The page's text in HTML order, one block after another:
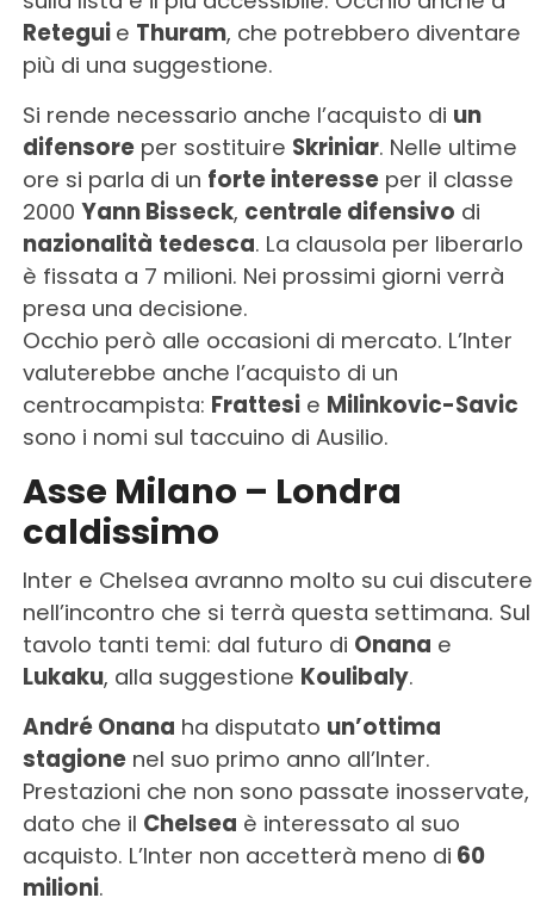
Retegui e Thuram, che potrebbero diventare
più di una suggestione.
Si rende necessario anche l’acquisto di un
difensoreper sostituire Skriniar. Nelle ultime
ore si parla di un forte interesseper il classe
2000 Yann Bisseck, centrale difensivo di
nazionalità tedesca. La clausola per liberarlo
è fissata a 7 milioni. Nei prossimi giorni verrà
presa una decisione.
Occhio però alle occasioni di mercato. L’Inter
valuterebbe anche l’acquisto di un
centrocampista: Frattesie Milinkovic-Savic
sono i nomi sul taccuino di Ausilio.
Asse Milano – Londra
caldissimo
Inter e Chelsea avranno molto su cui discutere
nell’incontro che si terrà questa settimana. Sul
tavolo tanti temi: dal futuro di Onana e
Lukaku, alla suggestione Koulibaly.
André Onana ha disputato un’ottima
stagionenel suo primo anno all’Inter.
Prestazioni che non sono passate inosservate,
dato che il Chelsea è interessato al suo
acquisto. L’Inter non accetterà meno di 60
milioni.